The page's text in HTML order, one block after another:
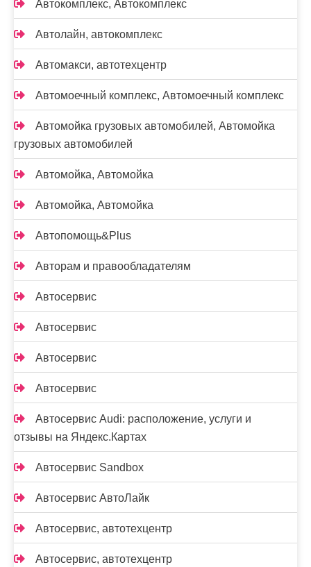
Автокомплекс, Автокомплекс
Автолайн, автокомплекс
Автомакси, автотехцентр
Автомоечный комплекс, Автомоечный комплекс
Автомойка грузовых автомобилей, Автомойка
грузовых автомобилей
Автомойка, Автомойка
Автомойка, Автомойка
Автопомощь&Plus
Авторам и правообладателям
Автосервис
Автосервис
Автосервис
Автосервис
Автосервис Audi: расположение, услуги и
отзывы на Яндекс.Картах
Автосервис Sandbox
Автосервис АвтоЛайк
Автосервис, автотехцентр
Автосервис, автотехцентр